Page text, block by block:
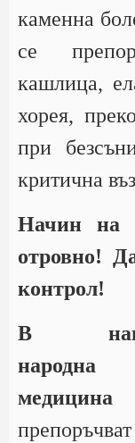
каменна
се
кашлица,
хорея,
при
критична
Начин на
отровно!
контрол!
В
народна
медицина
препоръчват